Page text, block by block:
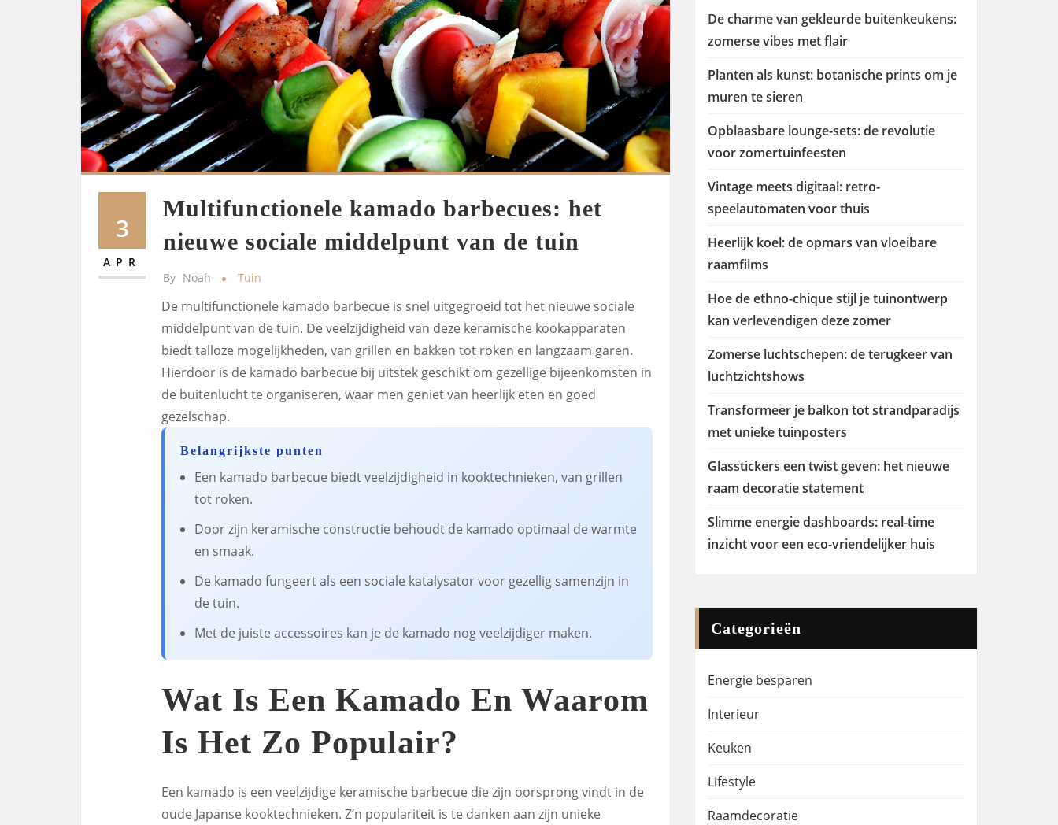
3
APR
Multifunctionele kamado barbecues: het
nieuwe sociale middelpunt van de tuin
By Noah Tuin
De multifunctionele kamado barbecue is snel uitgegroeid tot het nieuwe sociale
middelpunt van de tuin. De veelzijdigheid van deze keramische kookapparaten
biedt talloze mogelijkheden, van grillen en bakken tot roken en langzaam garen.
Hierdoor is de kamado barbecue bij uitstek geschikt om gezellige bijeenkomsten in
de buitenlucht te organiseren, waar men geniet van heerlijk eten en goed
gezelschap.
Belangrijkste punten
Een kamado barbecue biedt veelzijdigheid in kooktechnieken, van grillen
tot roken.
Door zijn keramische constructie behoudt de kamado optimaal de warmte
en smaak.
De kamado fungeert als een sociale katalysator voor gezellig samenzijn in
de tuin.
Met de juiste accessoires kan je de kamado nog veelzijdiger maken.
Wat Is Een Kamado En Waarom
Is Het Zo Populair?
Een kamado is een veelzijdige keramische barbecue die zijn oorsprong vindt in de
oude Japanse kooktechnieken. Z’n populariteit is te danken aan zijn unieke
De charme van gekleurde buitenkeukens:
zomerse vibes met flair
Planten als kunst: botanische prints om je
muren te sieren
Opblaasbare lounge-sets: de revolutie
voor zomertuinfeesten
Vintage meets digitaal: retro-
speelautomaten voor thuis
Heerlijk koel: de opmars van vloeibare
raamfilms
Hoe de ethno-chique stijl je tuinontwerp
kan verlevendigen deze zomer
Zomerse luchtschepen: de terugkeer van
luchtzichtshows
Transformeer je balkon tot strandparadijs
met unieke tuinposters
Glasstickers een twist geven: het nieuwe
raam decoratie statement
Slimme energie dashboards: real-time
inzicht voor een eco-vriendelijker huis
Categorieën
Energie besparen
Interieur
Keuken
Lifestyle
Raamdecoratie